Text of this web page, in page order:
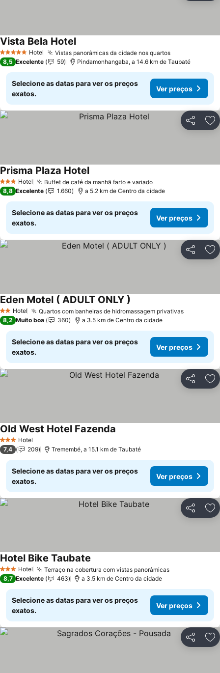
5 Estrelas Hotel Vistas panorâmicas da cidade nos quartosVer preços
Vista Bela HotelVer preços
8,5 Excelente 59 Pindamonhangaba, a 14.6 km de Taubaté
Selecione as datas para ver os preços
exatos.
Ver preços
Partilhar
3 EstrelasHotel Buffet de café da manhã farto e variadoVer preços
Prisma Plaza HotelVer preços
8,8 Excelente 1.660 a 5.2 km de Centro da cidade
Selecione as datas para ver os preços
exatos.
Ver preços
Partilhar
2 Estrelas
Hotel Quartos com banheiras de hidromassagem privativasVer
Eden Motel ( ADULT ONLY )
8,2 Muito boa 360 a 3.5 km de Centro da cidade
Selecione as datas para ver os preços
exatos.
Ver preços
Partilhar
3 EstrelasHotel
Old West Hotel Fazenda
7,4 209 Tremembé, a 15.1 km de Taubaté
Selecione as datas para ver os preços
exatos.
Ver preços
Partilhar
3 EstrelasHotel Terraço na cobertura com vistas panorâmicasVer preços
Hotel Bike Taubate
8,7 Excelente 463 a 3.5 km de Centro da cidade
Selecione as datas para ver os preços
exatos.
Ver preços
Partilhar